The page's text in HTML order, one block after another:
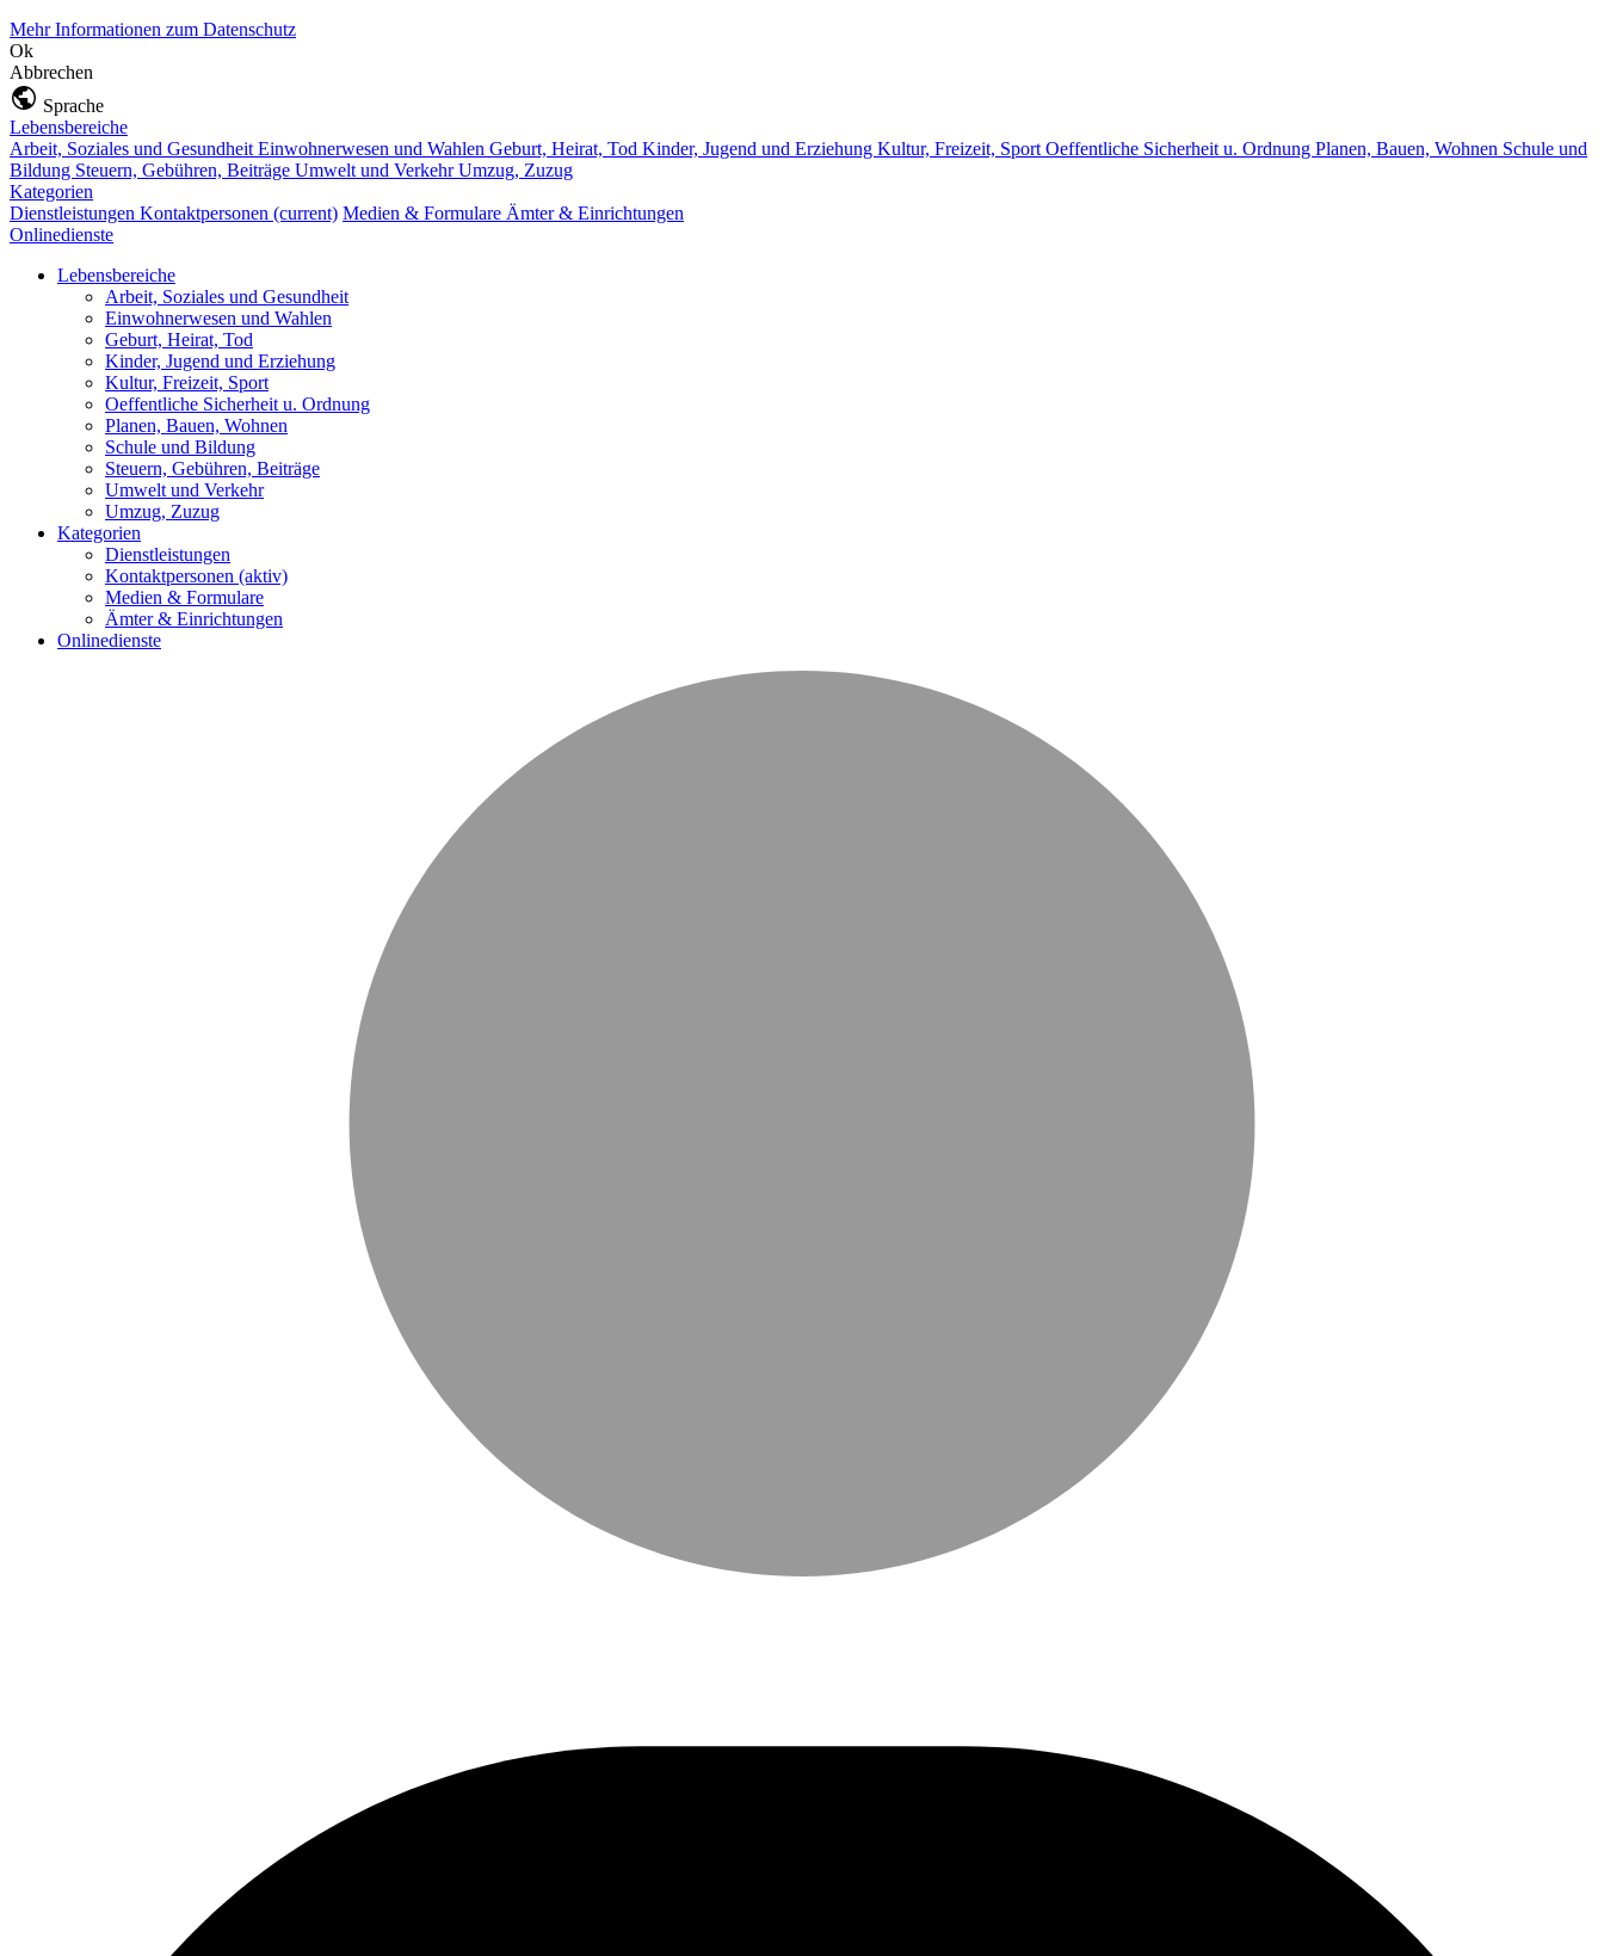
Mehr Informationen zum Datenschutz
Ok
Abbrechen
Sprache
Lebensbereiche
Arbeit, Soziales und Gesundheit Einwohnerwesen und Wahlen Geburt, Heirat, Tod Kinder, Jugend und Erziehung Kultur, Freizeit, Sport Oeffentliche Sicherheit u. Ordnung Planen, Bauen, Wohnen Schule und
Bildung Steuern, Gebühren, Beiträge Umwelt und VerkehrUmzug, Zuzug
Kategorien
Dienstleistungen Kontaktpersonen (current) Medien & Formulare Ämter & Einrichtungen
Onlinedienste
Lebensbereiche
Arbeit, Soziales und Gesundheit
Einwohnerwesen und Wahlen
Geburt, Heirat, Tod
Kinder, Jugend und Erziehung
Kultur, Freizeit, Sport
Oeffentliche Sicherheit u. Ordnung
Planen, Bauen, Wohnen
Schule und Bildung
Steuern, Gebühren, Beiträge
Umwelt und Verkehr
Umzug, Zuzug
Kategorien
Dienstleistungen
Kontaktpersonen (aktiv)
Medien & Formulare
Ämter & Einrichtungen
Onlinedienste